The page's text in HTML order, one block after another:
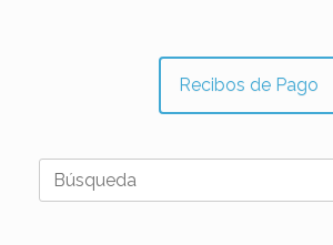
Recibos de Pago
Buscar: